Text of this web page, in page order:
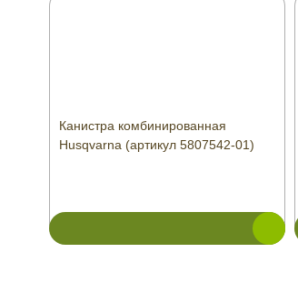
Канистра комбинированная
Husqvarna (артикул 5807542-01)